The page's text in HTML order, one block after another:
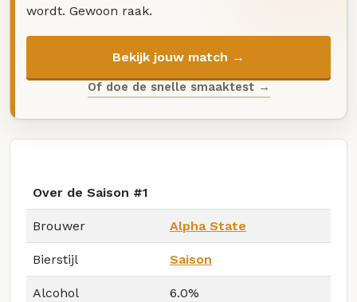
wordt. Gewoon raak.
Bekijk jouw match →
Of doe de snelle smaaktest →
Over de Saison #1
Brouwer Alpha State
Bierstijl Saison
Alcohol 6.0%